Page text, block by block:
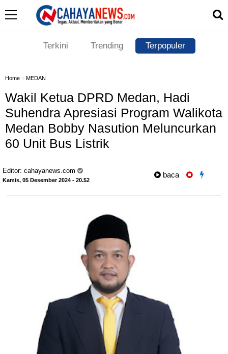
Terkini Trending Terpopuler
Home » MEDAN
Wakil Ketua DPRD Medan, Hadi
Suhendra Apresiasi Program Walikota
Medan Bobby Nasution Meluncurkan
60 Unit Bus Listrik
Editor: cahayanews.com
Kamis, 05 Desember 2024 - 20.52
baca